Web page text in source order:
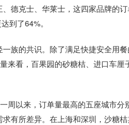
德克士、华莱士，这四家品牌的
到了64%。
族的共识。除了满足快捷安全用
来看，百果园的砂糖桔、进口车
周以来，订单量最高的五座城市
有所差异。在上海和深圳，沙糖